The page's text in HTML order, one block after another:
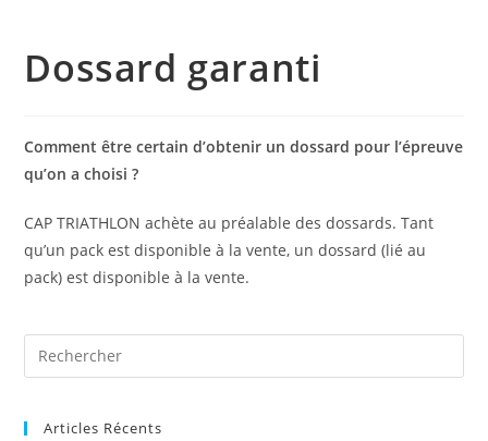
Dossard garanti
Comment être certain d’obtenir un dossard pour l’épreuve
qu’on a choisi ?
CAP TRIATHLON achète au préalable des dossards. Tant
qu’un pack est disponible à la vente, un dossard (lié au
pack) est disponible à la vente.
Articles Récents